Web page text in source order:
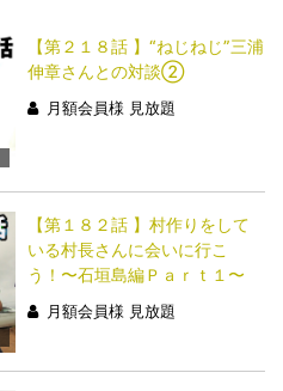
【第２１８話 】“ねじねじ”三浦
伸章さんとの対談②
月額会員様 見放題
【第１８２話 】村作りをして
いる村長さんに会いに行こ
う！〜石垣島編Ｐａｒｔ１〜
月額会員様 見放題